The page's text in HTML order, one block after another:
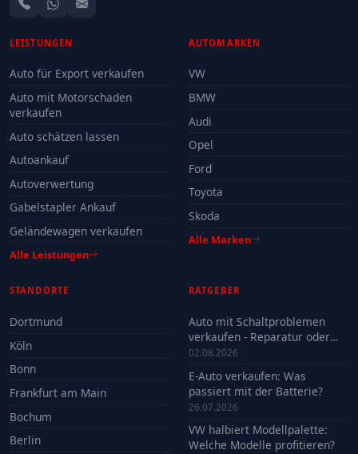
LEISTUNGEN
Auto für Export verkaufen
Auto mit Motorschaden
verkaufen
Auto schätzen lassen
Autoankauf
Autoverwertung
Gabelstapler Ankauf
Geländewagen verkaufen
Alle Leistungen
AUTOMARKEN
VW
BMW
Audi
Opel
Ford
Toyota
Skoda
Alle Marken
STANDORTE
Dortmund
Köln
Bonn
Frankfurt am Main
Bochum
Berlin
RATGEBER
Auto mit Schaltproblemen
verkaufen - Reparatur oder
Verkauf?
02.08.2026
E-Auto verkaufen: Was
passiert mit der Batterie?
26.07.2026
VW halbiert Modellpalette:
Welche Modelle profitieren?